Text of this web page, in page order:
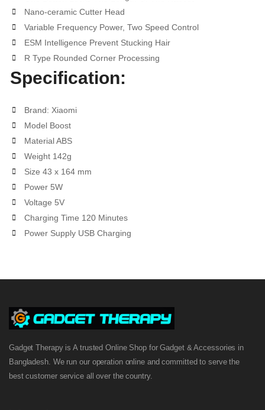
Nano-ceramic Cutter Head
Variable Frequency Power, Two Speed Control
ESM Intelligence Prevent Stucking Hair
R Type Rounded Corner Processing
Specification:
Brand: Xiaomi
Model Boost
Material ABS
Weight 142g
Size 43 x 164 mm
Power 5W
Voltage 5V
Charging Time 120 Minutes
Power Supply USB Charging
Gadget Therapy is A trusted Online Shop for Gadget & Accessories in
Bangladesh. We run our operation online and committed to serve the
best customer service all over the country.